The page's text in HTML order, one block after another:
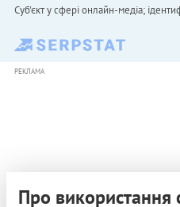
Cуб'єкт у сфері онлайн-медіа;
РЕКЛАМА
Про використання